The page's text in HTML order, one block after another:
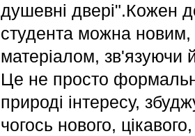
душевні двері".Кожен
студента можна
матеріалом, зв'язуючи
Це не просто
природі інтересу,
чогось нового,